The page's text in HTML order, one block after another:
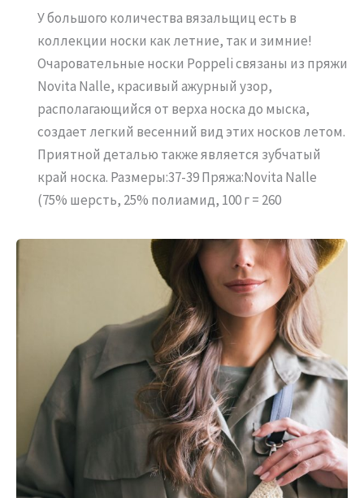
У большого количества вязальщиц есть в
коллекции носки как летние, так и зимние!
Очаровательные носки Poppeli связаны из пряжи
Novita Nalle, красивый ажурный узор,
располагающийся от верха носка до мыска,
создает легкий весенний вид этих носков летом.
Приятной деталью также является зубчатый
край носка. Размеры:37-39 Пряжа:Novita Nalle
(75% шерсть, 25% полиамид, 100 г = 260